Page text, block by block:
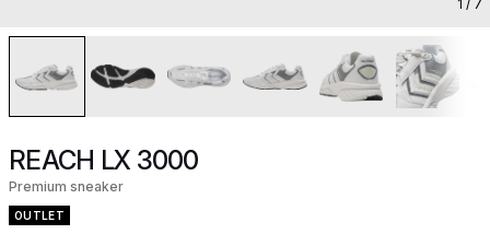
1 / 7
REACH LX 3000
Premium sneaker
OUTLET